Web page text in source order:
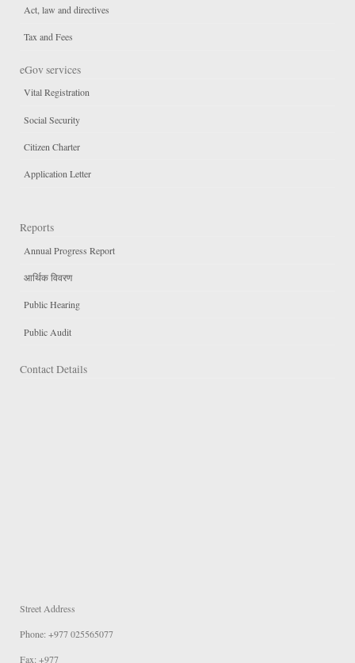
Act, law and directives
Tax and Fees
eGov services
Vital Registration
Social Security
Citizen Charter
Application Letter
Reports
Annual Progress Report
आर्थिक विवरण
Public Hearing
Public Audit
Contact Details
Street Address
Phone: +977 025565077
Fax: +977